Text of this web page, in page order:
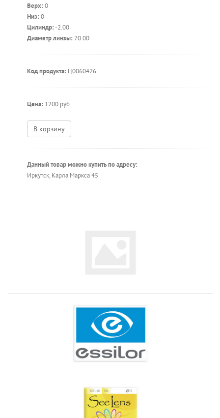
Верх: 0
Низ: 0
Цилиндр:-2.00
Диаметр линзы: 70.00
Код продукта: Ц0060426
Цена: 1200 руб
В корзину
Данный товар можно купить по адресу:
Иркутск, Карла Маркса 45